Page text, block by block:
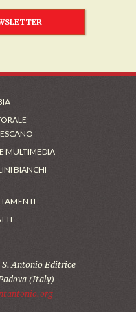
MULTIMEDIA
BIANCHI
S. Antonio Editrice
(Italy)